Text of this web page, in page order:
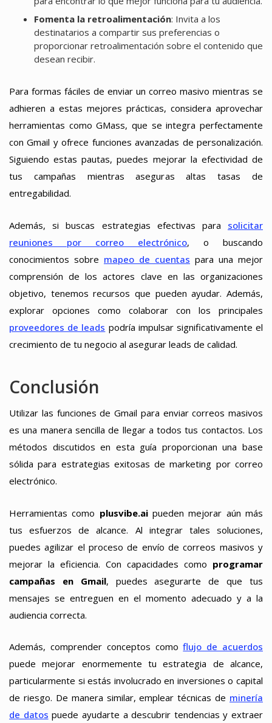
Fomenta la retroalimentación: Invita a los
destinatarios a compartir sus preferencias o
proporcionar retroalimentación sobre el contenido que
desean recibir.
Para formas fáciles de enviar un correo masivo mientras se
adhieren a estas mejores prácticas, considera aprovechar
herramientas como GMass, que se integra perfectamente
con Gmail y ofrece funciones avanzadas de personalización.
Siguiendo estas pautas, puedes mejorar la efectividad de
tus campañas mientras aseguras altas tasas de
entregabilidad.
Además, si buscas estrategias efectivas para solicitar
reuniones por correo electrónico, o buscando
conocimientos sobre mapeo de cuentas para una mejor
comprensión de los actores clave en las organizaciones
objetivo, tenemos recursos que pueden ayudar. Además,
explorar opciones como colaborar con los principales
proveedores de leads podría impulsar significativamente el
crecimiento de tu negocio al asegurar leads de calidad.
Conclusión
Utilizar las funciones de Gmail para enviar correos masivos
es una manera sencilla de llegar a todos tus contactos. Los
métodos discutidos en esta guía proporcionan una base
sólida para estrategias exitosas de marketing por correo
electrónico.
Herramientas como plusvibe.aipueden mejorar aún más
tus esfuerzos de alcance. Al integrar tales soluciones,
puedes agilizar el proceso de envío de correos masivos y
mejorar la eficiencia. Con capacidades como programar
campañas en Gmail, puedes asegurarte de que tus
mensajes se entreguen en el momento adecuado y a la
audiencia correcta.
Además, comprender conceptos comoflujo de acuerdos
puede mejorar enormemente tu estrategia de alcance,
particularmente si estás involucrado en inversiones o capital
de riesgo. De manera similar, emplear técnicas de minería
de datos puede ayudarte a descubrir tendencias y extraer